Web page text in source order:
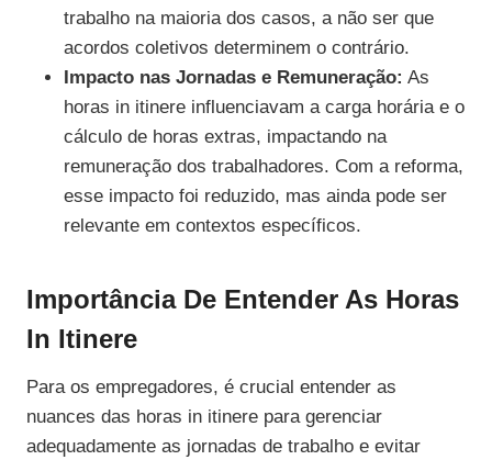
trabalho na maioria dos casos, a não ser que
acordos coletivos determinem o contrário.
Impacto nas Jornadas e Remuneração: As
horas in itinere influenciavam a carga horária e o
cálculo de horas extras, impactando na
remuneração dos trabalhadores. Com a reforma,
esse impacto foi reduzido, mas ainda pode ser
relevante em contextos específicos.
Importância De Entender As Horas
In Itinere
Para os empregadores, é crucial entender as
nuances das horas in itinere para gerenciar
adequadamente as jornadas de trabalho e evitar